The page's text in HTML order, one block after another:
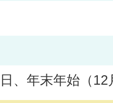
、年末年始（